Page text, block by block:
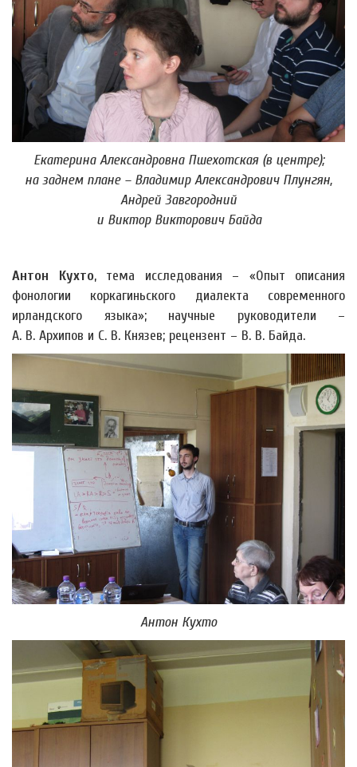
Екатерина Александровна Пшехотская (в центре);
на заднем плане – Владимир Александрович Плунгян,
Андрей Завгородний
и Виктор Викторович Байда
Антон Кухто, тема исследования – «Опыт описания
фонологии коркагиньского диалекта современного
ирландского языка»; научные руководители –
А. В. Архипов и С. В. Князев; рецензент – В. В. Байда.
Антон Кухто